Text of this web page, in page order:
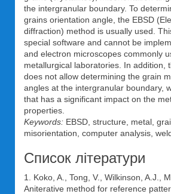
the intergranular boundary. To
grains orientation angle, the EBSD
diffraction) method is usually used.
special software and cannot be
and electron microscopes commonly
metallurgical laboratories. In addition,
does not allow determining the grain
angles at the intergranular boundary,
that has a significant impact on the
properties.
Keywords: EBSD, structure, metal,
misorientation, computer analysis,
Список літератури
1. Koko, A., Tong, V., Wilkinson, A.J.,
Aniterative method for reference